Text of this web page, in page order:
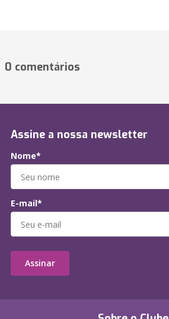
0 comentários
Assine a nossa newsletter
Nome*
E-mail*
Assinar